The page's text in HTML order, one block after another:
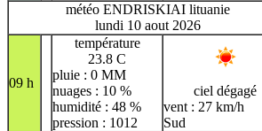
météo ENDRISKIAI lituanie
lundi 10 aout 2026
09 h
température
23.8 C
pluie : 0 MM
nuages : 10 %
humidité : 48 %
pression : 1012
ciel dégagé
vent : 27 km/h
Sud